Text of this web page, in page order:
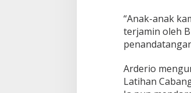
“Anak-anak
terjamin oleh
Arderio
Latihan